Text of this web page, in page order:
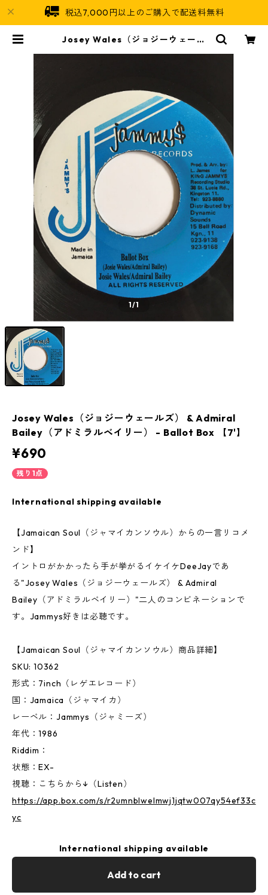
税込7,000円以上のご購入で配送料無料
Josey Wales（ジョジーウェール
1/1
Josey Wales（ジョジーウェールズ） & Admiral
Bailey（アドミラルベイリー） - Ballot Box 【7'】
¥690
残り1点
International shipping available
【Jamaican Soul（ジャマイカンソウル）からの一言リコメ
ンド】
イントロがかかったら手が挙がるイケイケDeeJayであ
る"Josey Wales（ジョジーウェールズ） & Admiral
Bailey（アドミラルベイリー）"二人のコンビネーションで
す。Jammys好きは必聴です。
【Jamaican Soul（ジャマイカンソウル）商品詳細】
SKU: 10362
形式：7inch（レゲエレコード）
国：Jamaica（ジャマイカ）
レーベル：Jammys（ジャミーズ）
年代：1986
Riddim：
状態：EX-
視聴：こちらから↓（Listen）
https://app.box.com/s/r2umnblwelmwj1jqtw007qy54ef33c
yc
International shipping available
Add to cart